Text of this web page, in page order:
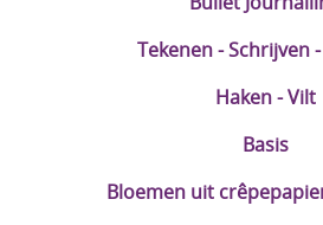
Tekenen - Schrijven
Haken - Vilt
Basis
Bloemen uit